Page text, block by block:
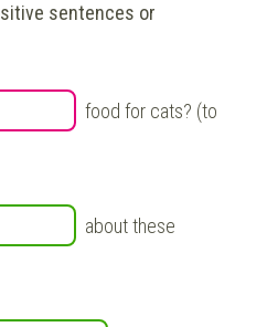
sentences or
food for cats? (to
about these